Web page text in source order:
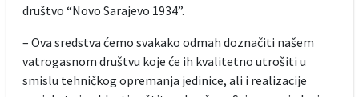
društvo “Novo Sarajevo 1934”.
– Ova sredstva ćemo svakako odmah doznačiti našem
vatrogasnom društvu koje će ih kvalitetno utrošiti u
smislu tehničkog opremanja jedinice, ali i realizacije